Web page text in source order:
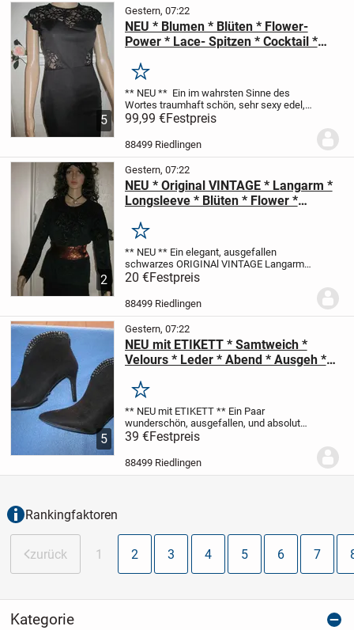
5
Gestern, 07:22
NEU * Blumen * Blüten * Flower-
Power * Lace- Spitzen * Cocktail *
* Kleid "MARC JACOBS" Gr. 34- 36/
XS- S * schwarz * Gothic *
Merken
** NEU ** Ein im wahrsten Sinne des
Wortes traumhaft schön, sehr sexy edel,
absolut stylisch und exklusiv
hochwertigste Lace- Spitzen
unzähligen, romantischen, Blumen *...
99,99 €Festpreis
88499 Riedlingen
2
Gestern, 07:22
NEU * Original VINTAGE * Langarm *
Longsleeve * Blüten * Flower *
Gr. 38- 40, 42/ S- M * schwarz *
Gothic *
Merken
** NEU ** Ein elegant, ausgefallen
schwarzes ORIGINAl VINTAGE Langarm *
Longsleeve Blüten Ausbrenner Samt
oder auch
FRAPP ** Größe 38- 40, 42/...
20 €Festpreis
88499 Riedlingen
5
Gestern, 07:22
NEU mit ETIKETT * Samtweich *
Velours * Leder * Abend * Ausgeh *
Stiefeletten * Unkle Boots "Buffalo"
Gr. 37/ 4 * schwarz * Gothic *
Merken
** NEU mit ETIKETT ** Ein Paar
wunderschön, ausgefallen, und absolut
stylisch,traumhaft und samt- weiche
Anlass * Abend * Ausgeh
Velours- Leder Imitat * Vegan
39 €Festpreis
88499 Riedlingen
Rankingfaktoren
zurück 1 2 3 4 5 6 7
Kategorie